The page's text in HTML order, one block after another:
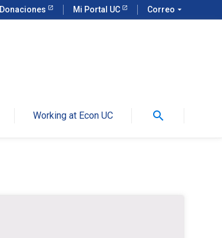
Donaciones Mi Portal UC Correo arrow_drop_down
Working at Econ UC search